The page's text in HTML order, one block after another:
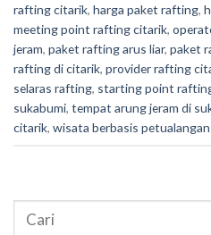
rafting citarik, harga paket rafting,
meeting point rafting citarik,
jeram, paket rafting arus liar, paket
rafting di citarik, provider rafting
selaras rafting, starting point
sukabumi, tempat arung jeram di
citarik, wisata berbasis petualangan